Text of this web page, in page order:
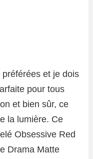
préférées et je dois
pour tous
et bien sûr, ce
la lumière. Ce
Obsessive Red
Drama Matte